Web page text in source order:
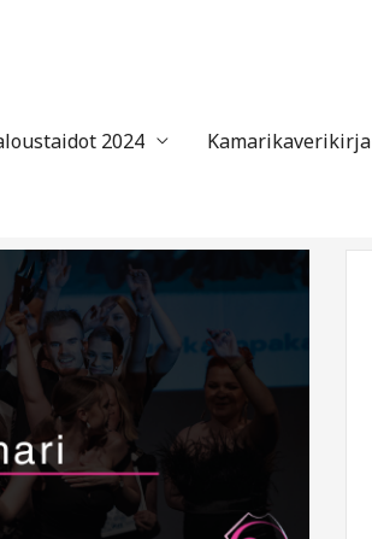
2024 Kamarikaverikirja